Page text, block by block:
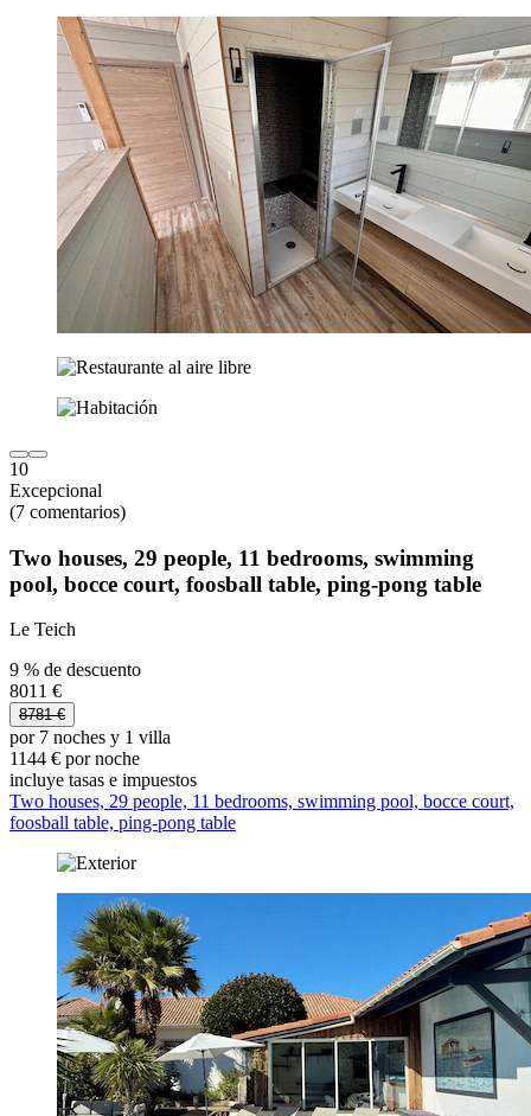
10
Excepcional
(7 comentarios)
Two houses, 29 people, 11 bedrooms, swimming
pool, bocce court, foosball table, ping-pong table
Le Teich
9 % de descuento
8011 €
8781 €
por 7 noches y 1 villa
1144 € por noche
incluye tasas e impuestos
Two houses, 29 people, 11 bedrooms, swimming pool, bocce court,
foosball table, ping-pong table